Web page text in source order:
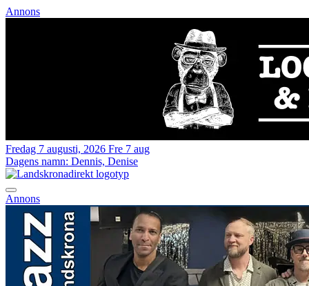
Annons
Fredag 7 augusti, 2026 Fre 7 aug
Dagens namn: Dennis, Denise
Annons